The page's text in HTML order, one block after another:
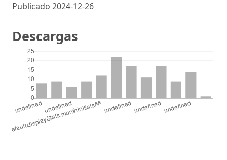
Publicado 2024-12-26
Descargas